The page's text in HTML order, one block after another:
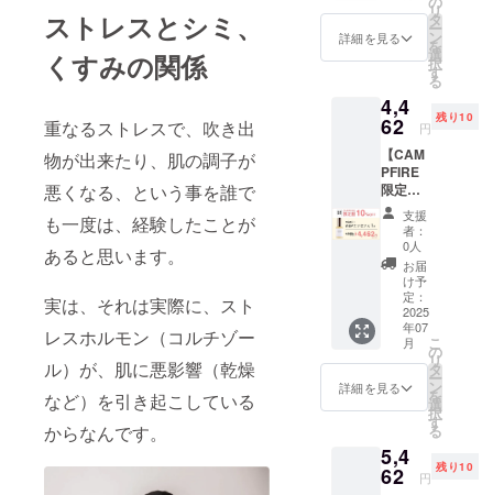
ストレスとシミ、
くすみの関係
重なるストレスで、吹き出
物が出来たり、肌の調子が
悪くなる、という事を誰で
も一度は、経験したことが
あると思います。
実は、それは実際に、スト
レスホルモン（コルチゾー
ル）が、肌に悪影響（乾燥
など）を引き起こしている
からなんです。
は？ ・
こんな
やって
解決す
れば良
いか分
からな
い。 ・
年齢を
重ねて
肌が変
わった
けど、
どう
やって
スキン
ケアを
選べば
良い
ア、美
容につ
詳細を見る
リ
タ
ー
ン
を
選
択
す
る
4,4
62 円
残り10
【CAM
PFIRE
限定
割
10%OF
mimi+
本品1
費税、
送料込
支援
者：
0人
お届
け予
定：
2025
年07
月
詳細を見る
こ
の
リ
タ
ー
ン
を
選
択
す
る
5,4
62 円
残り10